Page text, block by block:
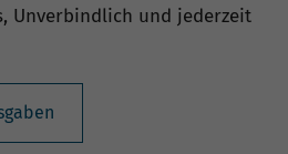
Unverbindlich und jederzeit